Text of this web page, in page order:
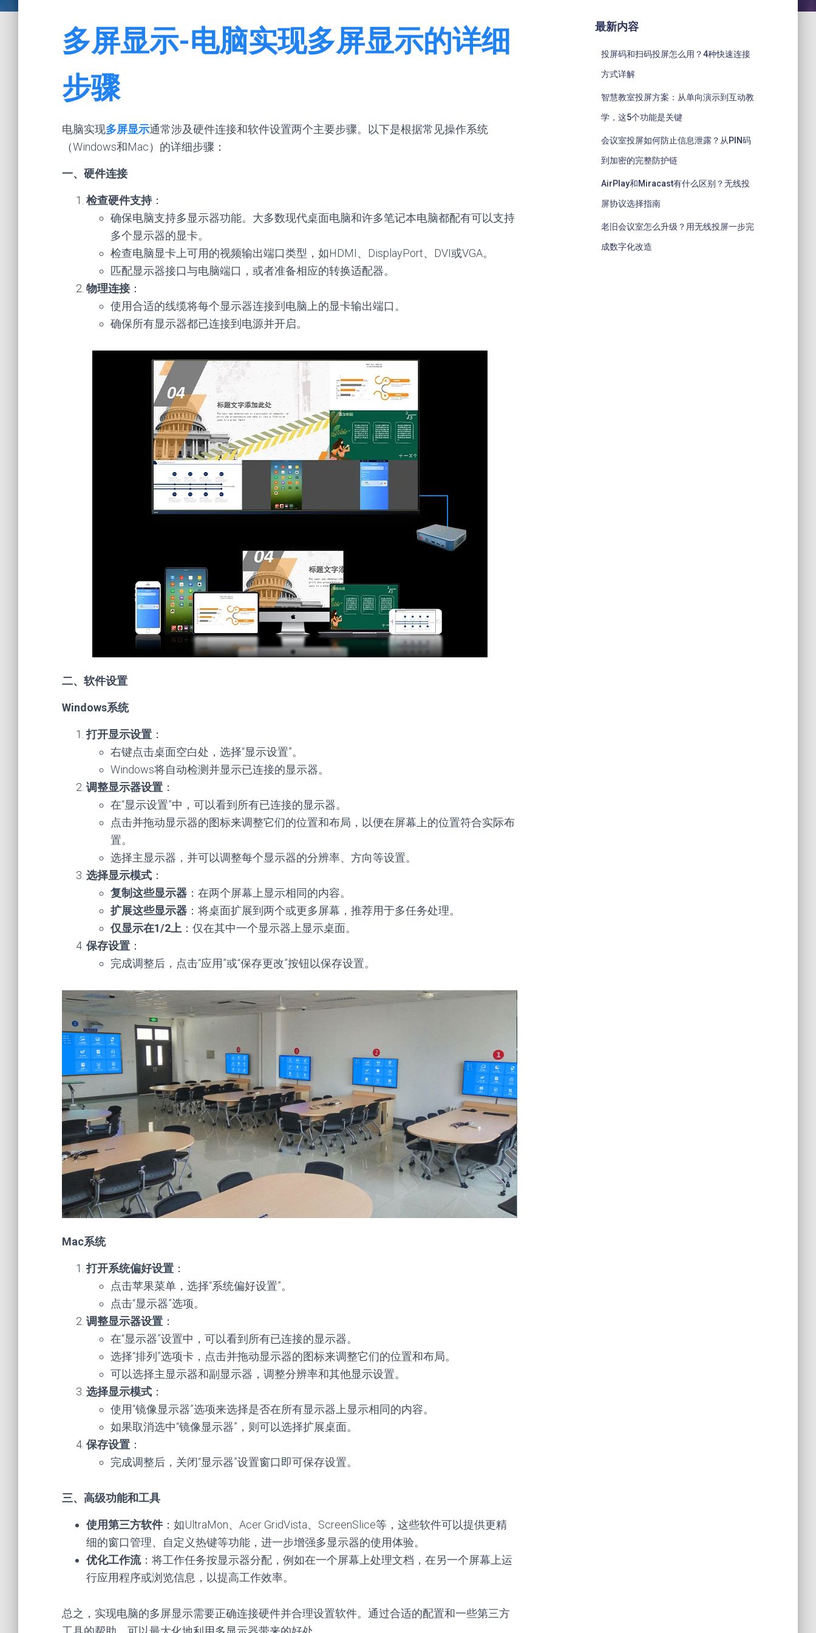
多屏显示-电脑实现多屏显示的详细
步骤
电脑实现多屏显示通常涉及硬件连接和软件设置两个主要步骤。以下是根据常见操作系统
（Windows和Mac）的详细步骤：
一、硬件连接
检查硬件支持：
确保电脑支持多显示器功能。大多数现代桌面电脑和许多笔记本电脑都配有可以支持
多个显示器的显卡。
检查电脑显卡上可用的视频输出端口类型，如HDMI、DisplayPort、DVI或VGA。
匹配显示器接口与电脑端口，或者准备相应的转换适配器。
物理连接：
使用合适的线缆将每个显示器连接到电脑上的显卡输出端口。
确保所有显示器都已连接到电源并开启。
二、软件设置
Windows系统
打开显示设置 ：
右键点击桌面空白处，选择“显示设置”。
Windows将自动检测并显示已连接的显示器。
调整显示器设置 ：
在“显示设置”中，可以看到所有已连接的显示器。
点击并拖动显示器的图标来调整它们的位置和布局，以便在屏幕上的位置符合实际布
置。
选择主显示器，并可以调整每个显示器的分辨率、方向等设置。
选择显示模式 ：
复制这些显示器 ：在两个屏幕上显示相同的内容。
扩展这些显示器 ：将桌面扩展到两个或更多屏幕，推荐用于多任务处理。
仅显示在1/2上 ：仅在其中一个显示器上显示桌面。
保存设置 ：
完成调整后，点击“应用”或“保存更改”按钮以保存设置。
Mac系统
打开系统偏好设置 ：
点击苹果菜单，选择“系统偏好设置”。
点击“显示器”选项。
调整显示器设置 ：
在“显示器”设置中，可以看到所有已连接的显示器。
选择“排列”选项卡，点击并拖动显示器的图标来调整它们的位置和布局。
可以选择主显示器和副显示器，调整分辨率和其他显示设置。
选择显示模式 ：
使用“镜像显示器”选项来选择是否在所有显示器上显示相同的内容。
如果取消选中“镜像显示器”，则可以选择扩展桌面。
保存设置 ：
完成调整后，关闭“显示器”设置窗口即可保存设置。
三、高级功能和工具
使用第三方软件：如UltraMon、Acer GridVista、ScreenSlice等，这些软件可以提供更精
细的窗口管理、自定义热键等功能，进一步增强多显示器的使用体验。
优化工作流：将工作任务按显示器分配，例如在一个屏幕上处理文档，在另一个屏幕上运
行应用程序或浏览信息，以提高工作效率。
总之，实现电脑的多屏显示需要正确连接硬件并合理设置软件。通过合适的配置和一些第三方
最新内容
投屏码和扫码投屏怎么用？4种快速连接
方式详解
智慧教室投屏方案：从单向演示到互动教
学，这5个功能是关键
会议室投屏如何防止信息泄露？从PIN码
到加密的完整防护链
AirPlay和Miracast有什么区别？无线投
屏协议选择指南
老旧会议室怎么升级？用无线投屏一步完
成数字化改造